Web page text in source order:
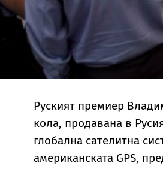
Руският премиер
кола, продавана в
глобална сателитна
американската GPS,